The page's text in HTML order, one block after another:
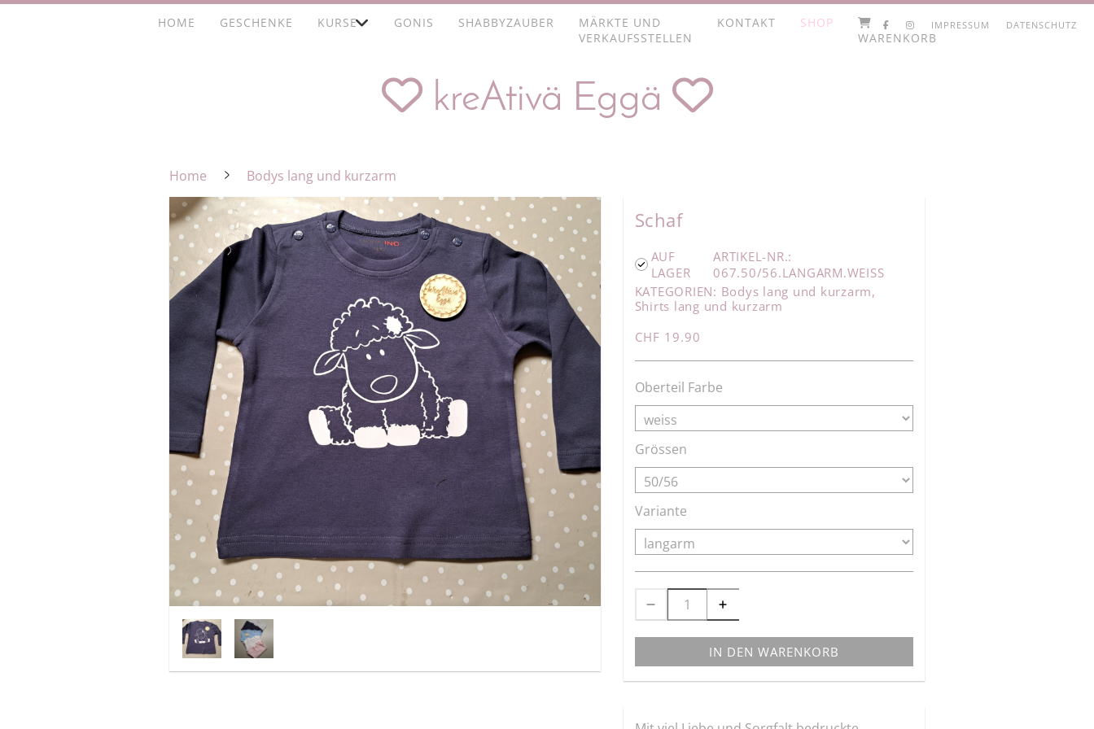
HOME GESCHENKE KURSE GONIS SHABBYZAUBER
MÄRKTE UND
VERKAUFSSTELLEN
KONTAKT
SHOP
WARENKORB
IMPRESSUM DATENSCHUTZ
 kreAtivä Eggä 
Home Bodys lang und kurzarm
Schaf
AUF
LAGER
ARTIKEL-NR.:
067.50/56.LANGARM.WEISS
KATEGORIEN: Bodys lang und kurzarm,
Shirts lang und kurzarm
CHF 19.90
Oberteil Farbe
Grössen
Variante
IN DEN WARENKORB